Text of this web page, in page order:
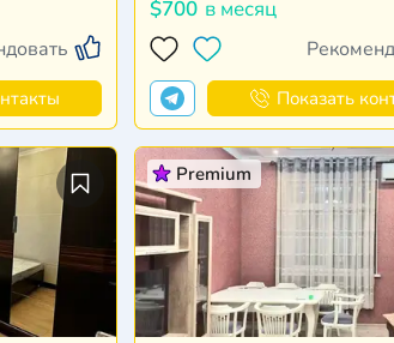
$700 в месяц
Показать
Premium